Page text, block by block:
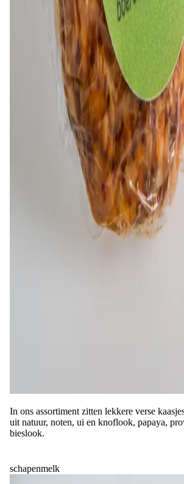
In ons assortiment zitten lekkere verse
uit natuur, noten, ui en knoflook, papaya,
bieslook.
schapenmelk